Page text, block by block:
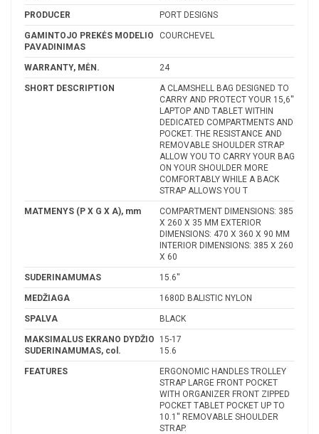
PRODUCER PORT DESIGNS
GAMINTOJO PREKĖS MODELIO
PAVADINIMAS
COURCHEVEL
WARRANTY, MĖN. 24
SHORT DESCRIPTION
A CLAMSHELL BAG DESIGNED TO
CARRY AND PROTECT YOUR 15,6''
LAPTOP AND TABLET WITHIN
DEDICATED COMPARTMENTS AND
POCKET. THE RESISTANCE AND
REMOVABLE SHOULDER STRAP
ALLOW YOU TO CARRY YOUR BAG
ON YOUR SHOULDER MORE
COMFORTABLY WHILE A BACK
STRAP ALLOWS YOU T
MATMENYS (P X G X A), mm
COMPARTMENT DIMENSIONS: 385
X 260 X 35 MM EXTERIOR
DIMENSIONS: 470 X 360 X 90 MM
INTERIOR DIMENSIONS: 385 X 260
X 60
SUDERINAMUMAS 15.6''
MEDŽIAGA 1680D BALISTIC NYLON
SPALVA BLACK
MAKSIMALUS EKRANO DYDŽIO
SUDERINAMUMAS, col.
15-17
15.6
FEATURES
ERGONOMIC HANDLES TROLLEY
STRAP LARGE FRONT POCKET
WITH ORGANIZER FRONT ZIPPED
POCKET TABLET POCKET UP TO
10.1'' REMOVABLE SHOULDER
STRAP.